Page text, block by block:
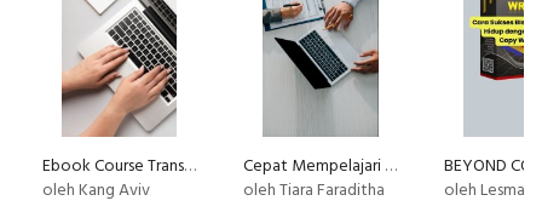
Ebook Course Transformer
oleh Kang Aviv
Cepat Mempelajari Asuransi Sebelum Membeli
oleh Tiara Faraditha
oleh